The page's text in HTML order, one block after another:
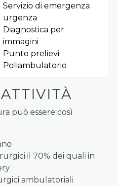
Servizio di emergenza
urgenza
Diagnostica per
immagini
Punto prelievi
Poliambulatorio
può essere così
il 70% dei quali in
ambulatoriali